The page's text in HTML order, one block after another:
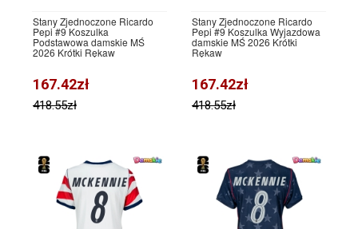
Stany Zjednoczone Ricardo
Pepi #9 Koszulka
Podstawowa damskie MŚ
2026 Krótki Rękaw
167.42zł
418.55zł
Stany Zjednoczone Ricardo
Pepi #9 Koszulka Wyjazdowa
damskie MŚ 2026 Krótki
Rękaw
167.42zł
418.55zł